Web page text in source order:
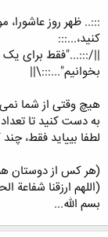
:::.. ظهر روز
کنید،...:::
||/:::..."فقط برای یک
بخوانیم"...:::\||
هیچ وقتی از شما
به دست کنید تا
لطفا بییاید فقط،
(هر کس از دوستان
(اللهم ارزقنا شفاعة
بسم الله...